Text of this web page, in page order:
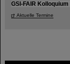
GSI-FAIR Kolloquium
Aktuelle Termine